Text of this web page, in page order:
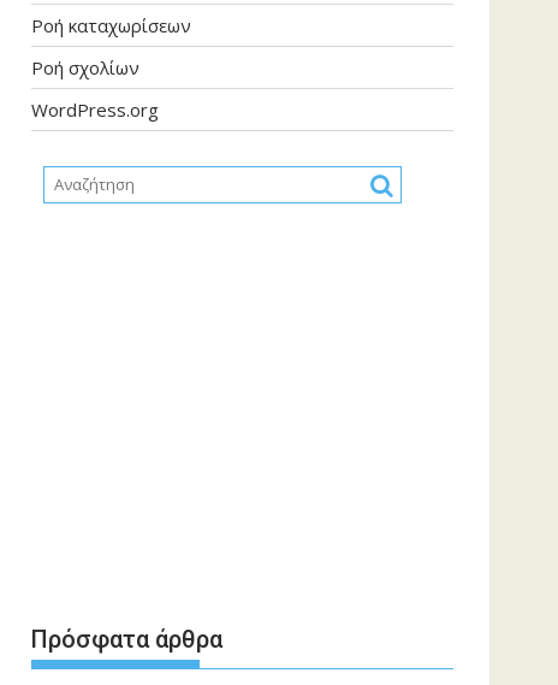
Ροή καταχωρίσεων
Ροή σχολίων
WordPress.org
Πρόσφατα άρθρα